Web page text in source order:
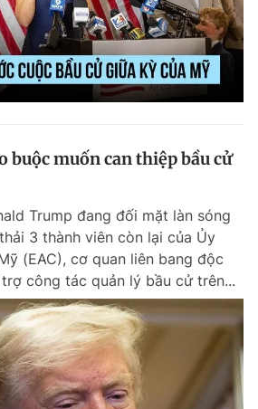
Liên hệ quảng cáo
0908 780 404
RSS Tòa soạn Chính sách bảo
Dũng
Việt Hưng
Trung
GP - BTTTT cấp ngày 24.3.2020
thuộc về Báo Thanh Niên. Cấm sao chép
có sự chấp thuận bằng văn bản.
JSC.
buộc muốn can thiệp bầu cử
Trump đang đối mặt làn sóng
3 thành viên còn lại của Ủy
(EAC), cơ quan liên bang độc
công tác quản lý bầu cử trên...